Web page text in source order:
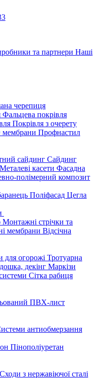
та партнери Наші
черепиця
Фальцева покрівля
Покрівля з очерету
Профнастил
сайдинг Сайдинг
Металеві касети Фасадна
полімерний композит
Поліфасад Цегла
Монтажні стрічки та
мембрани Відсічна
для огорожі Тротуарна
декінг Маркізи
Сітка рабиця
ПВХ-лист
антиобмерзання
Пінополіуретан
Сходи з нержавіючої сталі